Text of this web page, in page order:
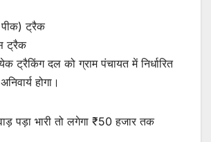
पीक) ट्रैक
ट्रैक
ट्रैकिंग दल को ग्राम पंचायत में निर्धारित
होगा।
पड़ा भारी तो लगेगा ₹50 हजार तक